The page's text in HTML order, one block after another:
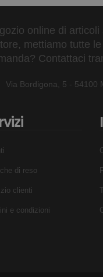
online di
mettiamo tutte
Contattaci
Via Bordigona, 5 - 54100
di reso
clienti
e condizioni